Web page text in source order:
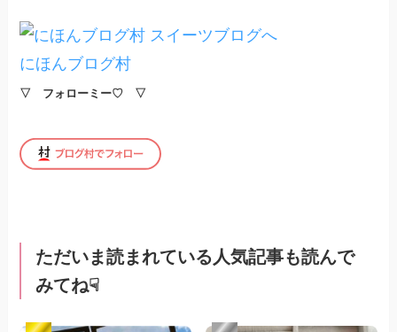
にほんブログ村
▽ フォローミー♡ ▽
ただいま読まれている人気記事も読んで
みてね☟